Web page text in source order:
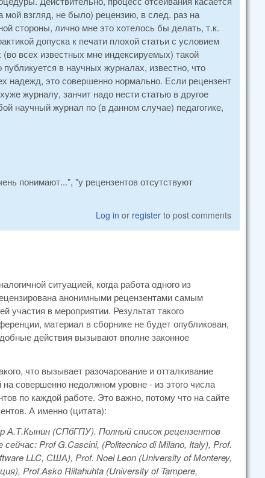
взгляд, не было) рецензию, в след. раз на
стороны, лично мне это хотелось бы делать, т.к.
допуска к печати плохой статьи с условием
всех известных мне индексируемых) такой
в научных журналах, известно, что
надежд, это совершенно нормально. Если рецензент
журналу, занчит надо нести статью в другое
научный журнал по (в данном случае) педагогике,
понимают...", "у рецензентов отсутствуют
Log in or register to post comments
ситуацией, когда работа одного из
анонимными рецензентами самым
в мероприятии. Результат такого
материал в сборнике не будет опубликован,
действия вызывают вполне законное
что вызывает разочарование и отталкивание
совершенно недолжном уровне - из этого числа
по каждой работе. Это важно, потому что на сайте
А именно (цитата):
(СПбГПУ). Полный список рецензентов
Prof G.Cascini, (Politecnico di Milano, Italy), Prof.
LLC, США), Prof. Noel Leon (University of Monterey,
Prof.Asko Riitahuhta (University of Tampere,